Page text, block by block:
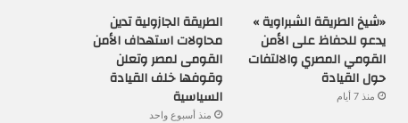
«شيخ الطريقة الشبراوية »
يدعو للحفاظ على الأمن
القومي المصري والالتفات
حول القيادة
منذ 7 أيام
الطريقة الجازولية تدين
محاولات استهداف الأمن
القومى لمصر وتعلن
وقوفها خلف القيادة
السياسية
منذ أسبوع واحد